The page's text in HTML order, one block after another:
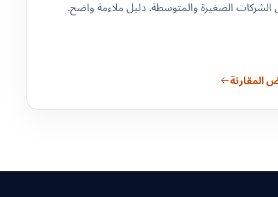
الشركات الصغيرة والمتوسطة. دليل ملاءمة واضح.
المقارنة